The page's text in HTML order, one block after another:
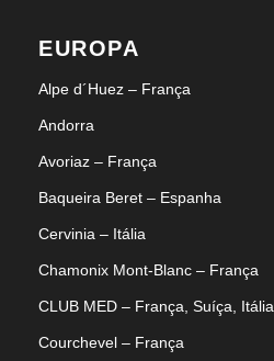
EUROPA
Alpe d´Huez – França
Andorra
Avoriaz – França
Baqueira Beret – Espanha
Cervinia – Itália
Chamonix Mont-Blanc – França
CLUB MED – França, Suíça, Itália
Courchevel – França